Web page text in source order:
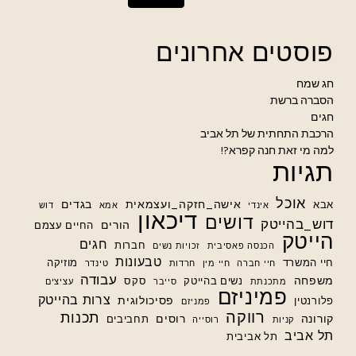
פוסטים אחרונים
חג שמח
הסברה ברשת
חגים
הרכבת התחתית של תל אביב
למה מי זאת חנה קפרא?!
תגיות
אבא אוכל אינדי אישה_חזקה_ועצמאית אמא בגדים דוש
דוש_בהייטק דושים דיכאון הורים החיים עצמם הייטק הכנסה פאסיבית זכויות נשים חברות חגים
חיי המשרד חיי חברה חיי מין חרדות טבעונות טינדר מוזיקה
משפחה מתכנתת נשים בהייטק סייבר סקס עבודה עציצים
פלורנטין פמיניזם פמניזם פסיכולוגית צרות בהייטק
קורונה קניות רווקה רוסייה רוסים תחביבים תכנות
תל אביב תל אביבית